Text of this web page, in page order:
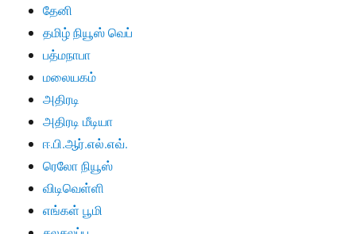
தேனி
தமிழ் நியூஸ் வெப்
பத்மநாபா
மலையகம்
அதிரடி
அதிரடி மீடியா
ஈ.பி.ஆர்.எல்.எவ்.
ரெலோ நியூஸ்
விடிவெள்ளி
எங்கள் பூமி